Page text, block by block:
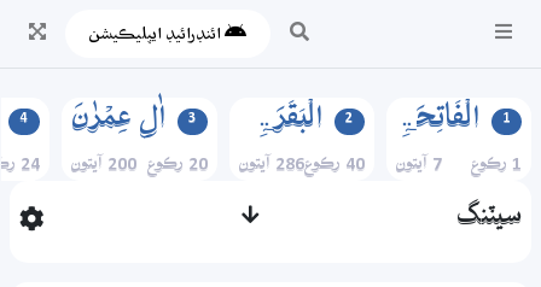
ائنڊرائيڊ ايپليڪيشن
1 الۡفَاتِحَۃِ
1 رڪوع 7 آيتون
2 الۡبَقَرَۃِ
40 رڪوع 286 آيتون
3 اٰلِ عِمۡرٰنَ
20 رڪوع 200 آيتون
4
24 رڪوع
سيٽنگ